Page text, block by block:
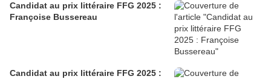
Candidat au prix littéraire FFG 2025 :
Françoise Bussereau
Candidat au prix littéraire FFG 2025 :